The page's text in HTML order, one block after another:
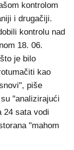
kontrolom
i drugačiji.
kontrolu nad
18. 06.
je bilo
kao
piše
"analizirajući
24 sata vodi
"mahom